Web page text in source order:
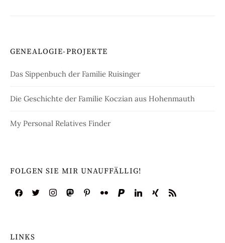
GENEALOGIE-PROJEKTE
Das Sippenbuch der Familie Ruisinger
Die Geschichte der Familie Koczian aus Hohenmauth
My Personal Relatives Finder
FOLGEN SIE MIR UNAUFFÄLLIG!
LINKS